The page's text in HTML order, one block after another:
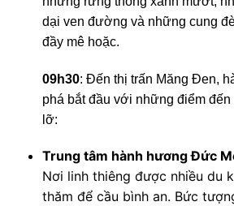
dại ven đường và những cung
đầy mê hoặc.
09h30: Đến thị trấn Măng Đen,
phá bắt đầu với những điểm đến
lỡ:
Trung tâm hành hương Đức
Nơi linh thiêng được nhiều du
thăm để cầu bình an. Bức